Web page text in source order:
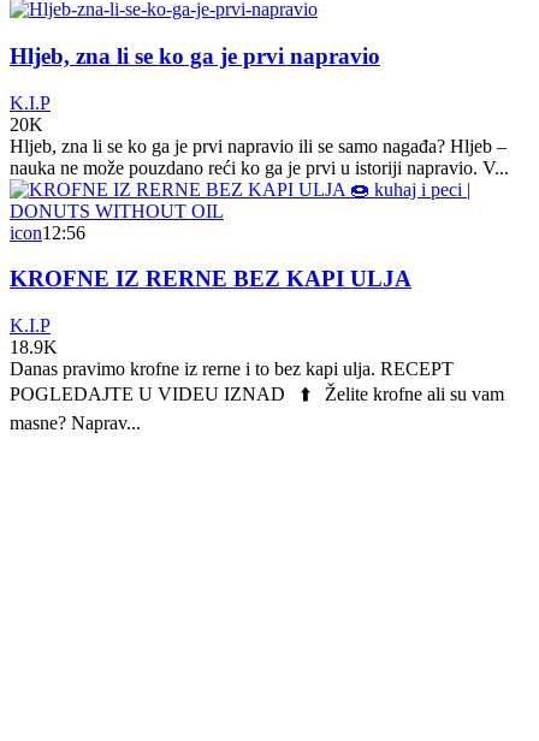
Hljeb, zna li se ko ga je prvi napravio
K.I.P
20K
Hljeb, zna li se ko ga je prvi napravio ili se samo nagađa? Hljeb –
nauka ne može pouzdano reći ko ga je prvi u istoriji napravio. V...
icon12:56
KROFNE IZ RERNE BEZ KAPI ULJA
K.I.P
18.9K
Danas pravimo krofne iz rerne i to bez kapi ulja. RECEPT
POGLEDAJTE U VIDEU IZNAD ⬆️ Želite krofne ali su vam
masne? Naprav...